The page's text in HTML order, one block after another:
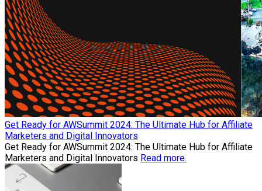
Get Ready for AWSummit 2024: The Ultimate Hub for Affiliate
Marketers and Digital Innovators
Get Ready for AWSummit 2024: The Ultimate Hub for Affiliate
Marketers and Digital Innovators Read more.